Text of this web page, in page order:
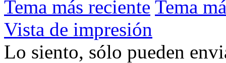
Tema más reciente Tema
Vista de impresión
Lo siento, sólo pueden